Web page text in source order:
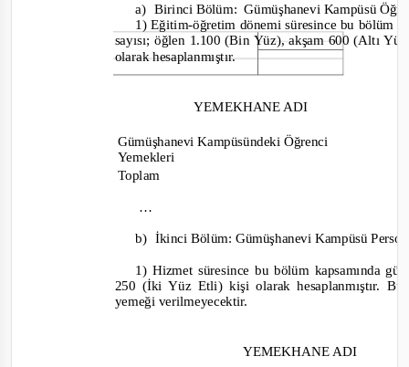
a)Birinci Bölüm: Gümüşhanevi Kampüsü
1) Eğitim-öğretim dönemi süresince bu bölüm
sayısı; öğlen 1.100 (Bin Yüz), akşam 600 (Altı
olarak hesaplanmıştır.
YEMEKHANE ADI
Gümüşhanevi Kampüsündeki Öğrenci
Yemekleri
Toplam
…
b) İkinci Bölüm: Gümüşhanevi Kampüsü
1) Hizmet süresince bu bölüm kapsamında
250 (İki Yüz Etli) kişi olarak hesaplanmıştır.
yemeği verilmeyecektir.
YEMEKHANE ADI